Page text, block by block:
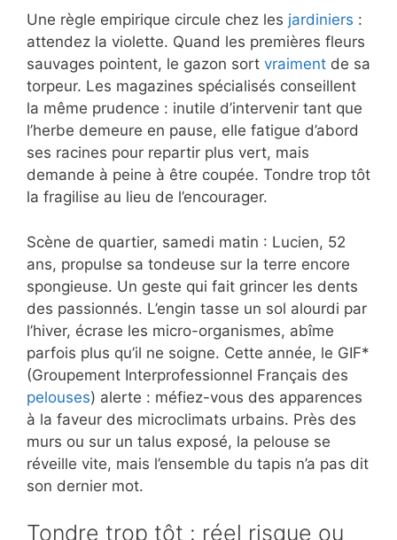
Une règle empirique circule chez les jardiniers :
attendez la violette. Quand les premières fleurs
sauvages pointent, le gazon sort vraiment de sa
torpeur. Les magazines spécialisés conseillent
la même prudence : inutile d’intervenir tant que
l’herbe demeure en pause, elle fatigue d’abord
ses racines pour repartir plus vert, mais
demande à peine à être coupée. Tondre trop tôt
la fragilise au lieu de l’encourager.
Scène de quartier, samedi matin : Lucien, 52
ans, propulse sa tondeuse sur la terre encore
spongieuse. Un geste qui fait grincer les dents
des passionnés. L’engin tasse un sol alourdi par
l’hiver, écrase les micro-organismes, abîme
parfois plus qu’il ne soigne. Cette année, le GIF*
(Groupement Interprofessionnel Français des
pelouses) alerte : méfiez-vous des apparences
à la faveur des microclimats urbains. Près des
murs ou sur un talus exposé, la pelouse se
réveille vite, mais l’ensemble du tapis n’a pas dit
son dernier mot.
Tondre trop tôt : réel risque ou